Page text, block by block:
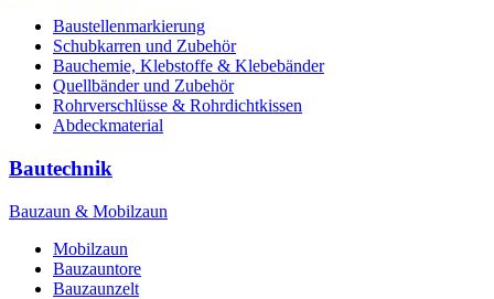
Baustellenmarkierung
Schubkarren und Zubehör
Bauchemie, Klebstoffe & Klebebänder
Quellbänder und Zubehör
Rohrverschlüsse & Rohrdichtkissen
Abdeckmaterial
Bautechnik
Bauzaun & Mobilzaun
Mobilzaun
Bauzauntore
Bauzaunzelt